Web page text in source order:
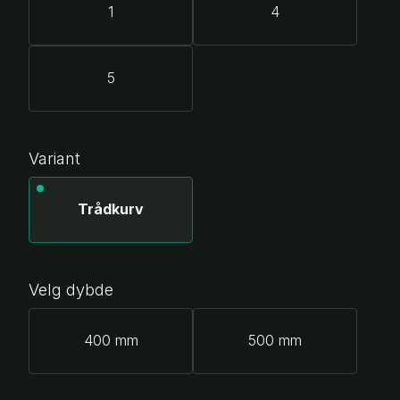
1 4
5
Variant
Trådkurv
Velg dybde
400 mm 500 mm